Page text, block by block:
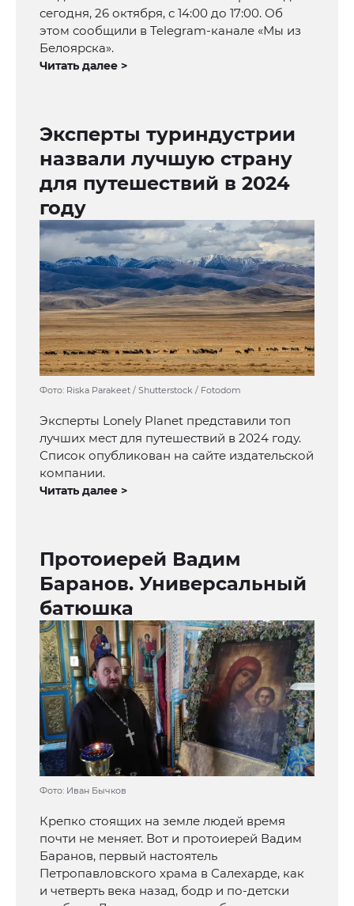
сегодня, 26 октября, с 14:00 до 17:00. Об
этом сообщили в Telegram-канале «Мы из
Белоярска».
Читать далее >
Эксперты туриндустрии
назвали лучшую страну
для путешествий в 2024
году
Фото: Riska Parakeet / Shutterstock / Fotodom
Эксперты Lonely Planet представили топ
лучших мест для путешествий в 2024 году.
Список опубликован на сайте издательской
компании.
Читать далее >
Протоиерей Вадим
Баранов. Универсальный
батюшка
Фото: Иван Бычков
Крепко стоящих на земле людей время
почти не меняет. Вот и протоиерей Вадим
Баранов, первый настоятель
Петропавловского храма в Салехарде, как
и четверть века назад, бодр и по-детски